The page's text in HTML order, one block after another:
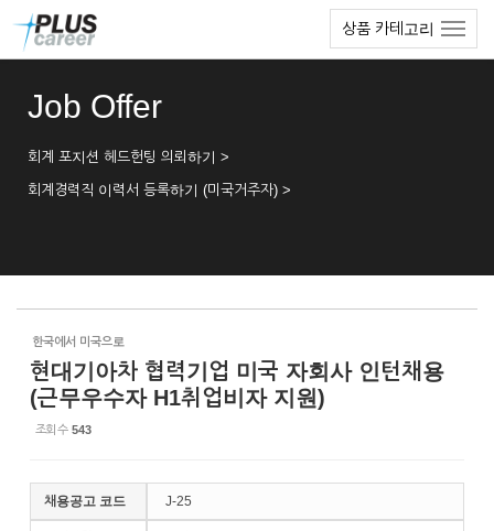
상품 카테고리
Job Offer
회계 포지션 헤드헌팅 의뢰하기 >
회계경력직 이력서 등록하기 (미국거주자) >
한국에서 미국으로
현대기아차 협력기업 미국 자회사 인턴채용
(근무우수자 H1취업비자 지원)
조회 수 543
채용공고 코드 J-25